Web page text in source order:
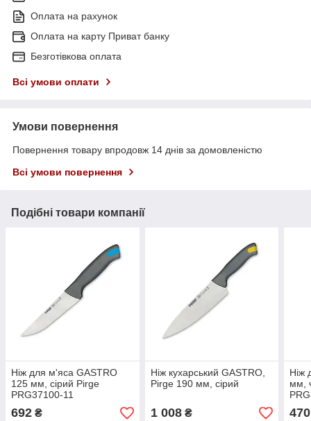
Оплата на рахунок
Оплата на карту Приват банку
Безготівкова оплата
Всі умови оплати
Умови повернення
Повернення товару впродовж 14 днів за домовленістю
Всі умови повернення
Подібні товари компанії
Ніж для м'яса GASTRO
125 мм, сірий Pirge
PRG37100-11
692 ₴
Ніж кухарський GASTRO,
Pirge 190 мм, сірий
1 008₴
Ніж
мм,
470